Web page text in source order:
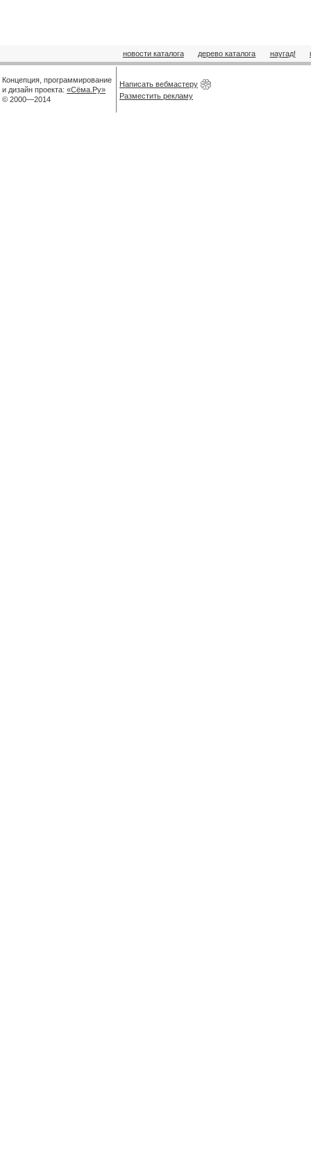
новости каталога дерево каталога наугад!
Концепция, программирование
и дизайн проекта: «Сёма.Ру»
© 2000—2014
Написать вебмастеру
Разместить рекламу